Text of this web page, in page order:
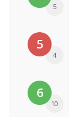
5
5
4
6
10